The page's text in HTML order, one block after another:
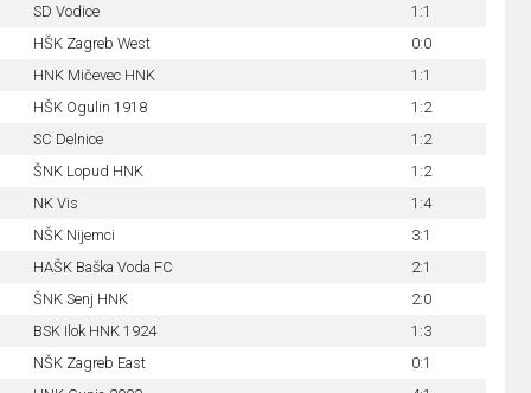
SD Vodice
1:1
HŠK Zagreb West
0:0
HNK Mičevec HNK
1:1
HŠK Ogulin 1918
1:2
SC Delnice
1:2
ŠNK Lopud HNK
1:2
NK Vis
1:4
NŠK Nijemci
3:1
HAŠK Baška Voda FC
2:1
ŠNK Senj HNK
2:0
BSK Ilok HNK 1924
1:3
NŠK Zagreb East
0:1